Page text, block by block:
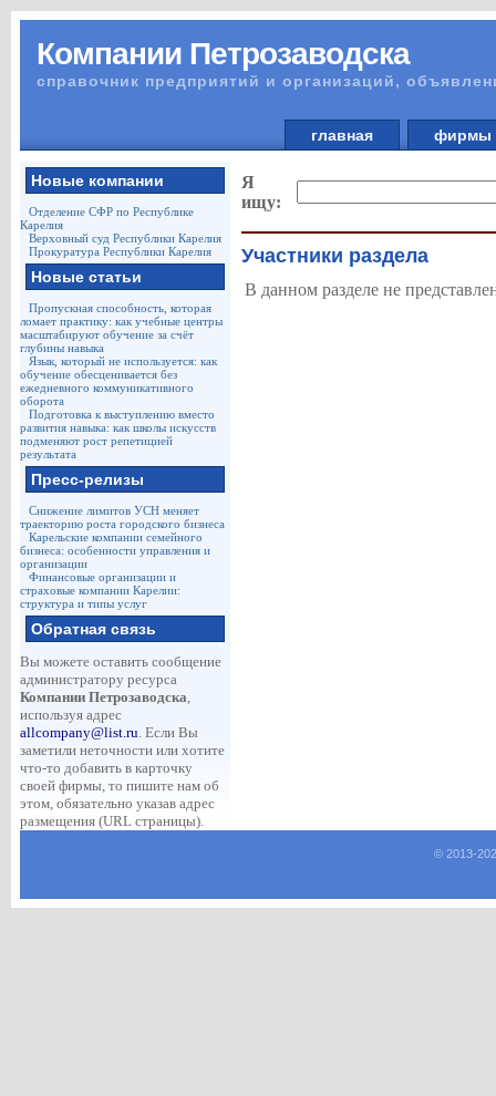
Компании Петрозаводска
справочник предприятий и организаций,
главная
Новые компании
Отделение СФР по Республике
Карелия
Верховный суд Республики Карелия
Прокуратура Республики Карелия
Новые статьи
Пропускная способность, которая
ломает практику: как учебные центры
масштабируют обучение за счёт
глубины навыка
Язык, который не используется: как
обучение обесценивается без
ежедневного коммуникативного
оборота
Подготовка к выступлению вместо
развития навыка: как школы искусств
подменяют рост репетицией
результата
Пресс-релизы
Снижение лимитов УСН меняет
траекторию роста городского бизнеса
Карельские компании семейного
бизнеса: особенности управления и
организации
Финансовые организации и
страховые компании Карелии:
структура и типы услуг
Обратная связь
Вы можете оставить сообщение
администратору ресурса
Компании Петрозаводска,
используя адрес
allcompany@list.ru. Если Вы
заметили неточности или хотите
что-то добавить в карточку
своей фирмы, то пишите нам об
этом, обязательно указав адрес
размещения (URL страницы).
Я
ищу:
Участники раздела
В данном разделе не
© 2013-